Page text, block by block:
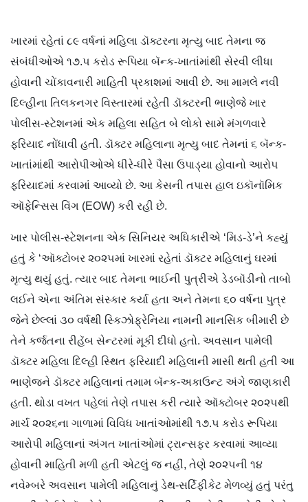
ખારમાં રહેતાં ૮૯ વર્ષનાં મહિલા ડૉક્ટરના મૃત્યુ બાદ તેમના જ
સંબંધીઓએ ૧૭.૫ કરોડ રૂપિયા બૅન્ક-ખાતાંમાંથી સેરવી લીધા
હોવાની ચોંકાવનારી માહિતી પ્રકાશમાં આવી છે. આ મામલે નવી
દિલ્હીના તિલકનગર વિસ્તારમાં રહેતી ડૉક્ટરની ભાણેજે ખાર
પોલીસ-સ્ટેશનમાં એક મહિલા સહિત બે લોકો સામે મંગળવારે
ફરિયાદ નોંધાવી હતી. ડૉક્ટર મહિલાના મૃત્યુ બાદ તેમનાં ૬ બૅન્ક-
ખાતાંમાંથી આરોપીઓએ ધીરે-ધીરે પૈસા ઉપાડ્યા હોવાનો આરોપ
ફરિયાદમાં કરવામાં આવ્યો છે. આ કેસની તપાસ હાલ ઇકૉનૉમિક
ઑફેન્સિસ વિંગ (EOW) કરી રહી છે.
ખાર પોલીસ-સ્ટેશનના એક સિનિયર અધિકારીએ ‘મિડ-ડે’ને કહ્યું
હતું કે ‘ઑક્ટોબર ૨૦૨૫માં ખારમાં રહેતાં ડૉક્ટર મહિલાનું ઘરમાં
મૃત્યુ થયું હતું. ત્યાર બાદ તેમના ભાઈની પુત્રીએ ડેડબૉડીનો તાબો
લઈને એના અંતિમ સંસ્કાર કર્યા હતા અને તેમના ૬૦ વર્ષના પુત્ર
જેને છેલ્લાં ૩૦ વર્ષથી સ્કિઝોફ્રેનિયા નામની માનસિક બીમારી છે
તેને કર્જતના રીહૅબ સેન્ટરમાં મૂકી દીધો હતો. અવસાન પામેલી
ડૉક્ટર મહિલા દિલ્હી સ્થિત ફરિયાદી મહિલાની માસી થતી હતી આ
ભાણેજને ડૉક્ટર મહિલાનાં તમામ બૅન્ક-અકાઉન્ટ અંગે જાણકારી
હતી. થોડા વખત પહેલાં તેણે તપાસ કરી ત્યારે ઑક્ટોબર ૨૦૨૫થી
માર્ચ ૨૦૨૬ના ગાળામાં વિવિધ ખાતાંઓમાંથી ૧૭.૫ કરોડ રૂપિયા
આરોપી મહિલાનાં અંગત ખાતાંઓમાં ટ્રાન્સફર કરવામાં આવ્યા
હોવાની માહિતી મળી હતી એટલું જ નહીં, તેણે ૨૦૨૫ની ૧૪
નવેમ્બરે અવસાન પામેલી મહિલાનું ડેથ-સર્ટિફીકેટ મેળવ્યું હતું પરંતુ